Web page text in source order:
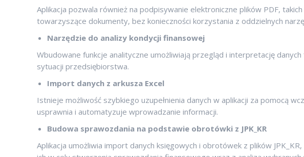
Aplikacja pozwala również na podpisywanie elektroniczne plików PDF,
towarzyszące dokumenty, bez konieczności korzystania z oddzielnych
Narzędzie do analizy kondycji finansowej
Wbudowane funkcje analityczne umożliwiają przegląd i interpretację
sytuacji przedsiębiorstwa.
Import danych z arkusza Excel
Istnieje możliwość szybkiego uzupełnienia danych w aplikacji za pomocą
usprawnia i automatyzuje wprowadzanie informacji.
Budowa sprawozdania na podstawie obrotówki z JPK_KR
Aplikacja umożliwia import danych księgowych i obrotówek z plików